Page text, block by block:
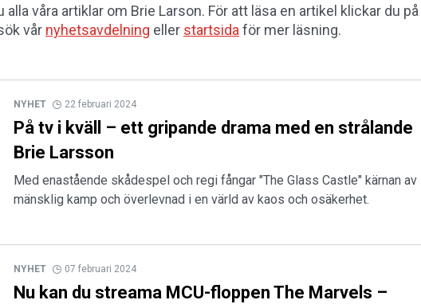
våra artiklar om Brie Larson. För att läsa en artikel klickar du på
vår nyhetsavdelning eller startsida för mer läsning.
NYHET 22 februari 2024
På tv i kväll – ett gripande drama med en strålande
Brie Larsson
Med enastående skådespel och regi fångar "The Glass Castle" kärnan av
mänsklig kamp och överlevnad i en värld av kaos och osäkerhet.
NYHET 07 februari 2024
Nu kan du streama MCU-floppen The Marvels –